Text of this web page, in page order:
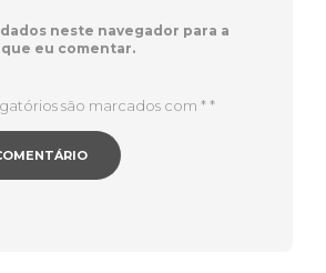
neste navegador para a
eu comentar.
são marcados com **